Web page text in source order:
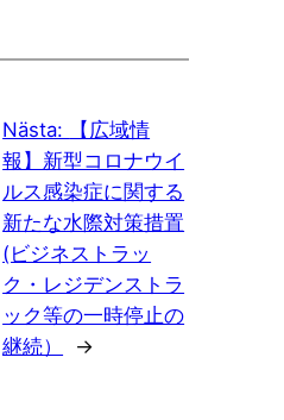
Nästa:
【広域情
報】新型コロナウイ
ルス感染症に関する
新たな水際対策措置
(ビジネストラッ
ク・レジデンストラ
ック等の一時停止の
継続）
→